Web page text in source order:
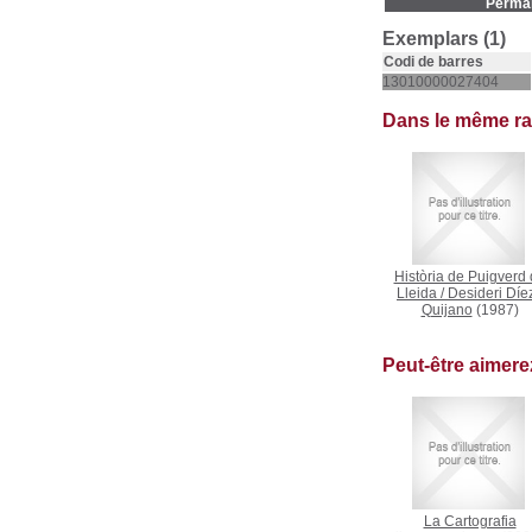
Exemplars (1)
Codi de barres
13010000027404
Dans le même
Història de Puigverd
Lleida / Desideri
Quijano(1987)
Peut-être
La Cartografia